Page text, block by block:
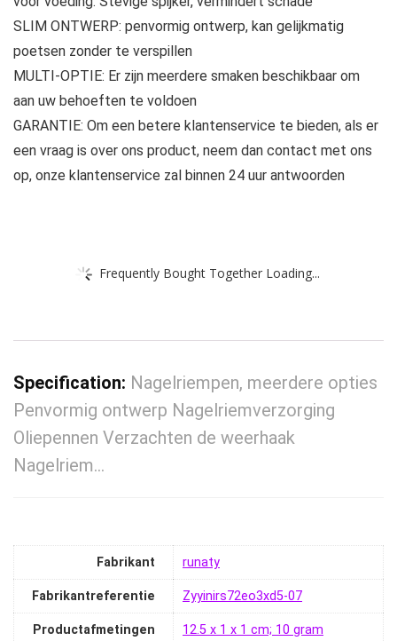
SLIM ONTWERP: penvormig ontwerp, kan gelijkmatig
poetsen zonder te verspillen
MULTI-OPTIE: Er zijn meerdere smaken beschikbaar om
aan uw behoeften te voldoen
GARANTIE: Om een ​​betere klantenservice te bieden, als er
een vraag is over ons product, neem dan contact met ons
op, onze klantenservice zal binnen 24 uur antwoorden
Frequently Bought Together Loading...
Specification: Nagelriempen, meerdere opties
Penvormig ontwerp Nagelriemverzorging
Oliepennen Verzachten de weerhaak
Nagelriem…
Fabrikant ‎runaty
Fabrikantreferentie ‎Zyyinirs72eo3xd5-07
Productafmetingen ‎12.5 x 1 x 1 cm; 10 gram